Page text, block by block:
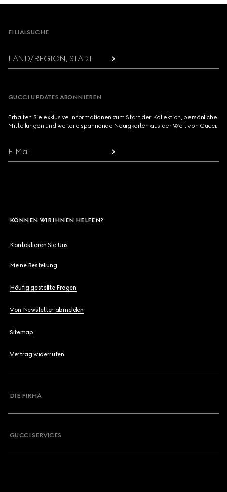
FILIALSUCHE
LAND/REGION, STADT
GUCCI UPDATES ABONNIEREN
Erhalten Sie exklusive Informationen zum Start der Kollektion, persönliche
Mitteilungen und weitere spannende Neuigkeiten aus der Welt von Gucci.
E-Mail
KÖNNEN WIR IHNEN HELFEN?
Kontaktieren Sie Uns
Meine Bestellung
Häufig gestellte Fragen
Von Newsletter abmelden
Sitemap
Vertrag widerrufen
DIE FIRMA
GUCCI SERVICES